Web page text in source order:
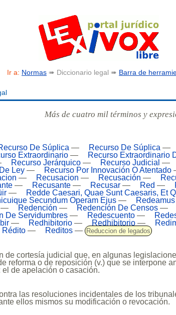
Ir a: Normas ➠ Diccionario legal ➠ Barra de
Más de cuatro mil términos y
De Súplica — Recurso De Súplica —
Extraordinario — Recurso Extraordinario
Recurso Jerárquico — Recurso Judicial —
Ley — Recurso Por Innovación O Atentado
— Recusacion — Recusación —
— Recusante — Recusar — Red —
— Redde Caesari, Quae Sunt Caesaris, Et
Secundum Operam Ejus —
— Redención — Redención De Censos —
De Servidumbres — Redescuento —
— Redhibitorio — Redhibitorio —
Rédito — Reditos — Reduccion de legados
de cortesía judicial que, en algunas
reforma o de reposición (v.) que se interpone
de apelación o casación.
las resoluciones incidentales de los
ellos mismos su modificación o revocación.